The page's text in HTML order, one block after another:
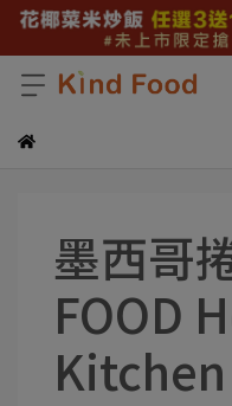
墨西哥
FOOD
Kitchen